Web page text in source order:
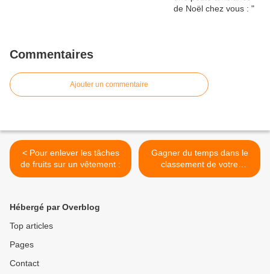
Commentaires
Ajouter un commentaire
< Pour enlever les tâches
de fruits sur un vêtement :
Gagner du temps dans le
classement de votre
courrier >
Hébergé par Overblog
Top articles
Pages
Contact